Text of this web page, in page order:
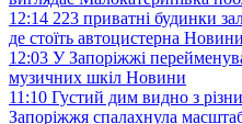
12:14 223 приватні будинки
де стоїть автоцистерна Новини
12:03 У Запоріжжі
музичних шкіл Новини
11:10 Густий дим видно з
Запоріжжя спалахнула